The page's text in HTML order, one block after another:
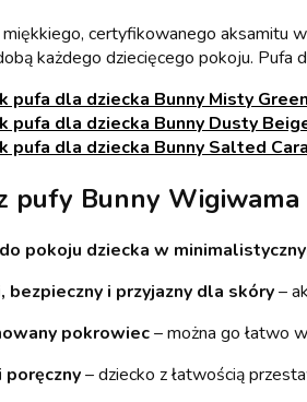
certyfikowanego aksamitu
każdego dziecięcego pokoju. Pufa
pufa dla dziecka Bunny Misty
pufa dla dziecka Bunny Dusty
pufa dla dziecka Bunny Salted
pufy Bunny Wigiwama
pokoju dziecka w
bezpieczny i przyjazny dla skóry–
pokrowiec– można go łatwo
poręczny– dziecko z łatwością